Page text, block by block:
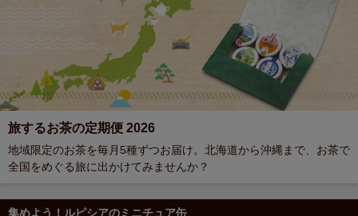
旅するお茶の定期便 2026
地域限定のお茶を毎月5種ずつお届け。北海道から沖縄まで、お茶で
全国をめぐる旅に出かけてみませんか？
集めよう！ルピシアのミニチュア缶